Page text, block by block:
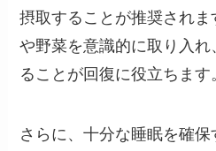
摂取することが推奨され
や野菜を意識的に取り入
ることが回復に役立ちます
さらに、十分な睡眠を確保